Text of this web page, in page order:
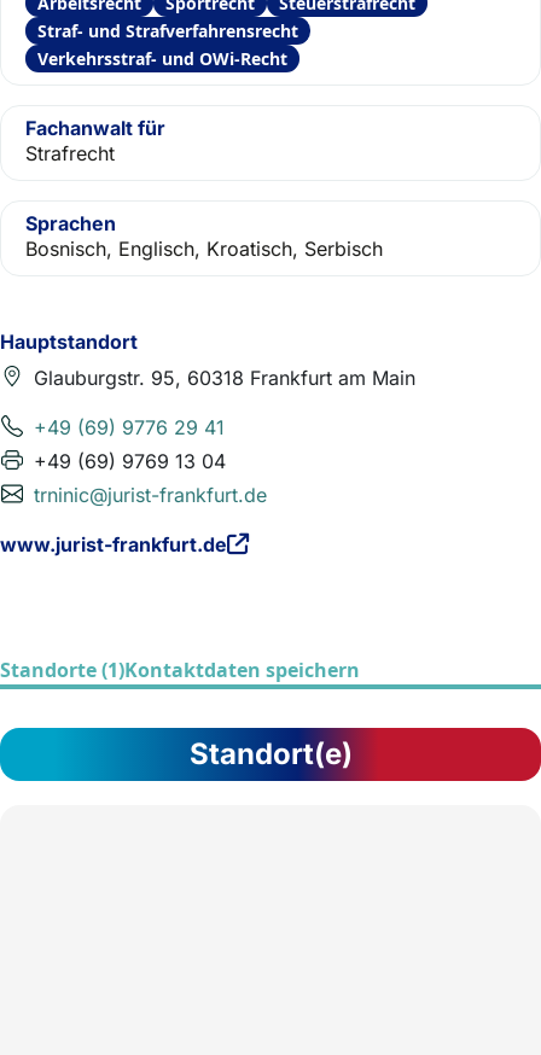
Hauptstandort
Glauburgstr. 95, 60318 Frankfurt am Main
+49 (69) 9776 29 41
+49 (69) 9769 13 04
trninic@jurist-frankfurt.de
www.jurist-frankfurt.de
Straf- und Strafverfahrensrecht
Verkehrsstraf- und OWi-Recht
Fachanwalt für
Strafrecht
Sprachen
Bosnisch, Englisch, Kroatisch, Serbisch
Standorte (1)Kontaktdaten speichern
Standort(e)